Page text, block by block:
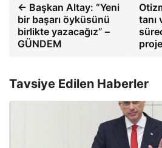
← Başkan Altay: “Yeni
bir başarı öyküsünü
birlikte yazacağız” –
GÜNDEM
tanı
Tavsiye Edilen Haberler